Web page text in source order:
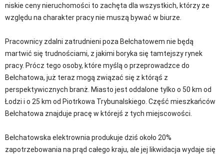
niskie ceny nieruchomości to zachęta dla wszystkich, którzy ze
względu na charakter pracy nie muszą bywać w biurze.
Pracownicy zdalni zatrudnieni poza Bełchatowem nie będą
martwić się trudnościami, z jakimi boryka się tamtejszy rynek
pracy. Prócz tego osoby, które myślą o przeprowadzce do
Bełchatowa, już teraz mogą związać się z którąś z
perspektywicznych branż. Miasto jest oddalone tylko o 50 km od
Łodzi i o 25 km od Piotrkowa Trybunalskiego. Część mieszkańców
Bełchatowa znajduje pracę w którejś z tych miejscowości.
Bełchatowska elektrownia produkuje dziś około 20%
zapotrzebowania na prąd całego kraju, ale jej likwidacja wydaje się